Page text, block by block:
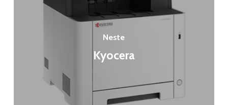
Neste
Kyocera